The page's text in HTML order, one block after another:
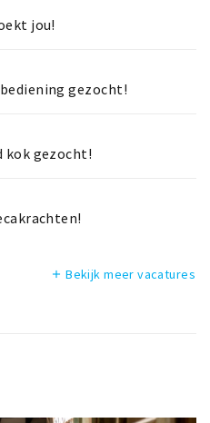
jou!
gezocht!
kok gezocht!
add Bekijk meer vacatures